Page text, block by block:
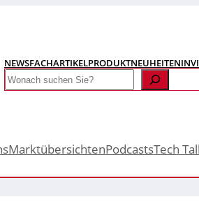
NEWSFACHARTIKELPRODUKTNEUHEITEN
Search
MarktübersichtenPodcastsTech